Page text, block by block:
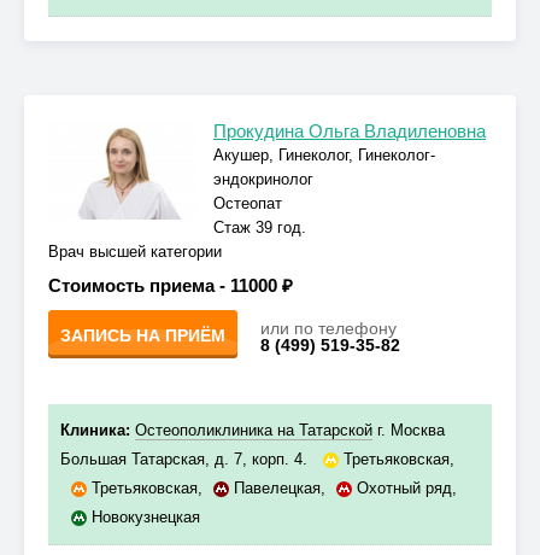
Прокудина Ольга Владиленовна
Акушер, Гинеколог, Гинеколог-
эндокринолог
Остеопат
Стаж 39 год.
Врач высшей категории
Стоимость приема - 11000 ₽
ЗАПИСЬ НА ПРИЁМ
или по телефону
8 (499) 519-35-82
Клиника: Остеополиклиника на Татарской г. Москва
Большая Татарская, д. 7, корп. 4.
Третьяковская,
Третьяковская, Павелецкая, Охотный ряд,
Новокузнецкая